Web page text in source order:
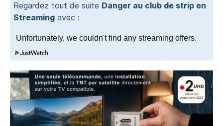
Regardez tout de suite Danger au club de strip en
Streaming avec :